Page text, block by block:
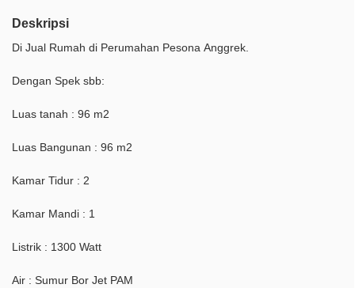
Deskripsi
Di Jual Rumah di Perumahan Pesona Anggrek.
Dengan Spek sbb:
Luas tanah : 96 m2
Luas Bangunan : 96 m2
Kamar Tidur : 2
Kamar Mandi : 1
Listrik : 1300 Watt
Air : Sumur Bor Jet PAM